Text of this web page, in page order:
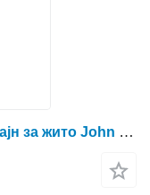
Сито за комбајн Passend за комбајн за жито John Deere 9400 Maximizer9450950095109550CTSCTS II